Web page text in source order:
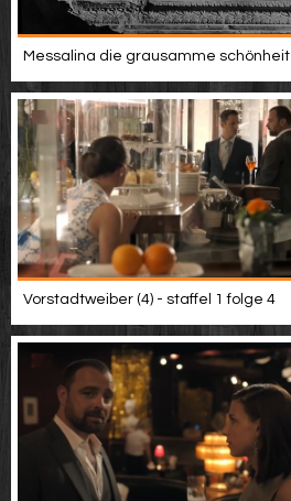
Messalina die grausamme schönheit
Vorstadtweiber (4) - staffel 1 folge 4